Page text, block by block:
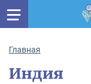
Главная
Индия